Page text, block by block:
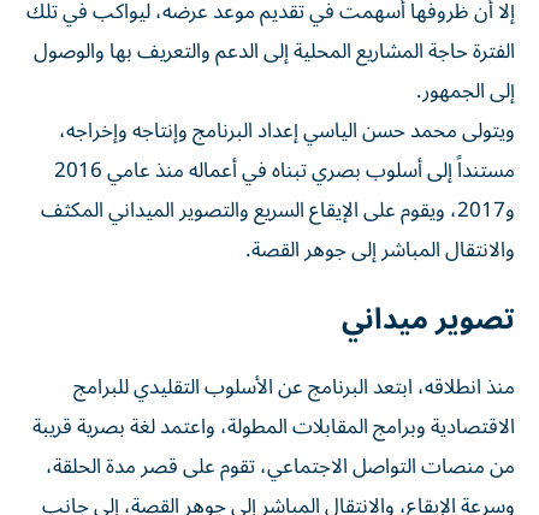
إلا أن ظروفها أسهمت في تقديم موعد عرضه، ليواكب في تلك
الفترة حاجة المشاريع المحلية إلى الدعم والتعريف بها والوصول
إلى الجمهور.
ويتولى محمد حسن الياسي إعداد البرنامج وإنتاجه وإخراجه،
مستنداً إلى أسلوب بصري تبناه في أعماله منذ عامي 2016
و2017، ويقوم على الإيقاع السريع والتصوير الميداني المكثف
والانتقال المباشر إلى جوهر القصة.
تصوير ميداني
منذ انطلاقه، ابتعد البرنامج عن الأسلوب التقليدي للبرامج
الاقتصادية وبرامج المقابلات المطولة، واعتمد لغة بصرية قريبة
من منصات التواصل الاجتماعي، تقوم على قصر مدة الحلقة،